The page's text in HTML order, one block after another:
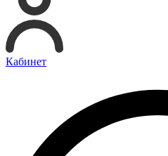
Кабинет